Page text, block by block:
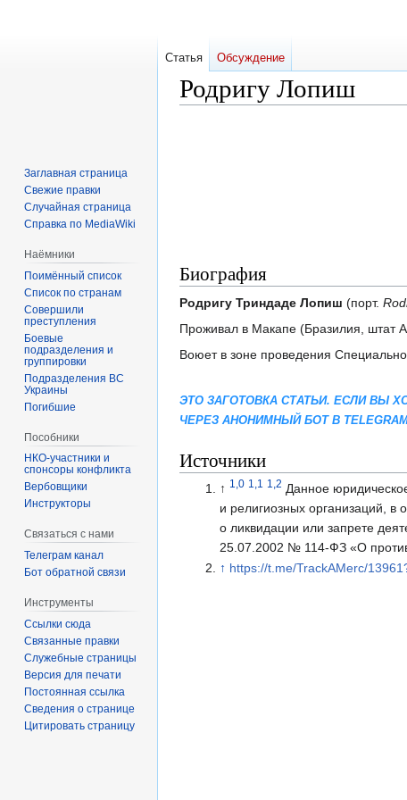
Родригу Лопиш
Биография
Родригу Триндаде Лопиш (порт.
Проживал в Макапе (Бразилия, штат
Воюет в зоне проведения
ЭТО ЗАГОТОВКА СТАТЬИ. ЕСЛИ ВЫ
ЧЕРЕЗ АНОНИМНЫЙ БОТ В
Источники
↑ 1,0 1,1 1,2 Данное
и религиозных организаций,
о ликвидации или запрете
25.07.2002 № 114-ФЗ «О
↑ https://t.me/TrackAMerc/
Статья Обсуждение
Заглавная страница
Свежие правки
Случайная страница
Справка по MediaWiki
Наёмники
Поимённый список
Список по странам
Совершили
преступления
Боевые
подразделения и
группировки
Подразделения ВС
Украины
Погибшие
Пособники
спонсоры конфликта
‏‎Вербовщики
Инструкторы
Связаться с нами
Телеграм канал
Бот обратной связи
Инструменты
Ссылки сюда
Связанные правки
Служебные страницы
Версия для печати
Постоянная ссылка
Сведения о странице
Цитировать страницу